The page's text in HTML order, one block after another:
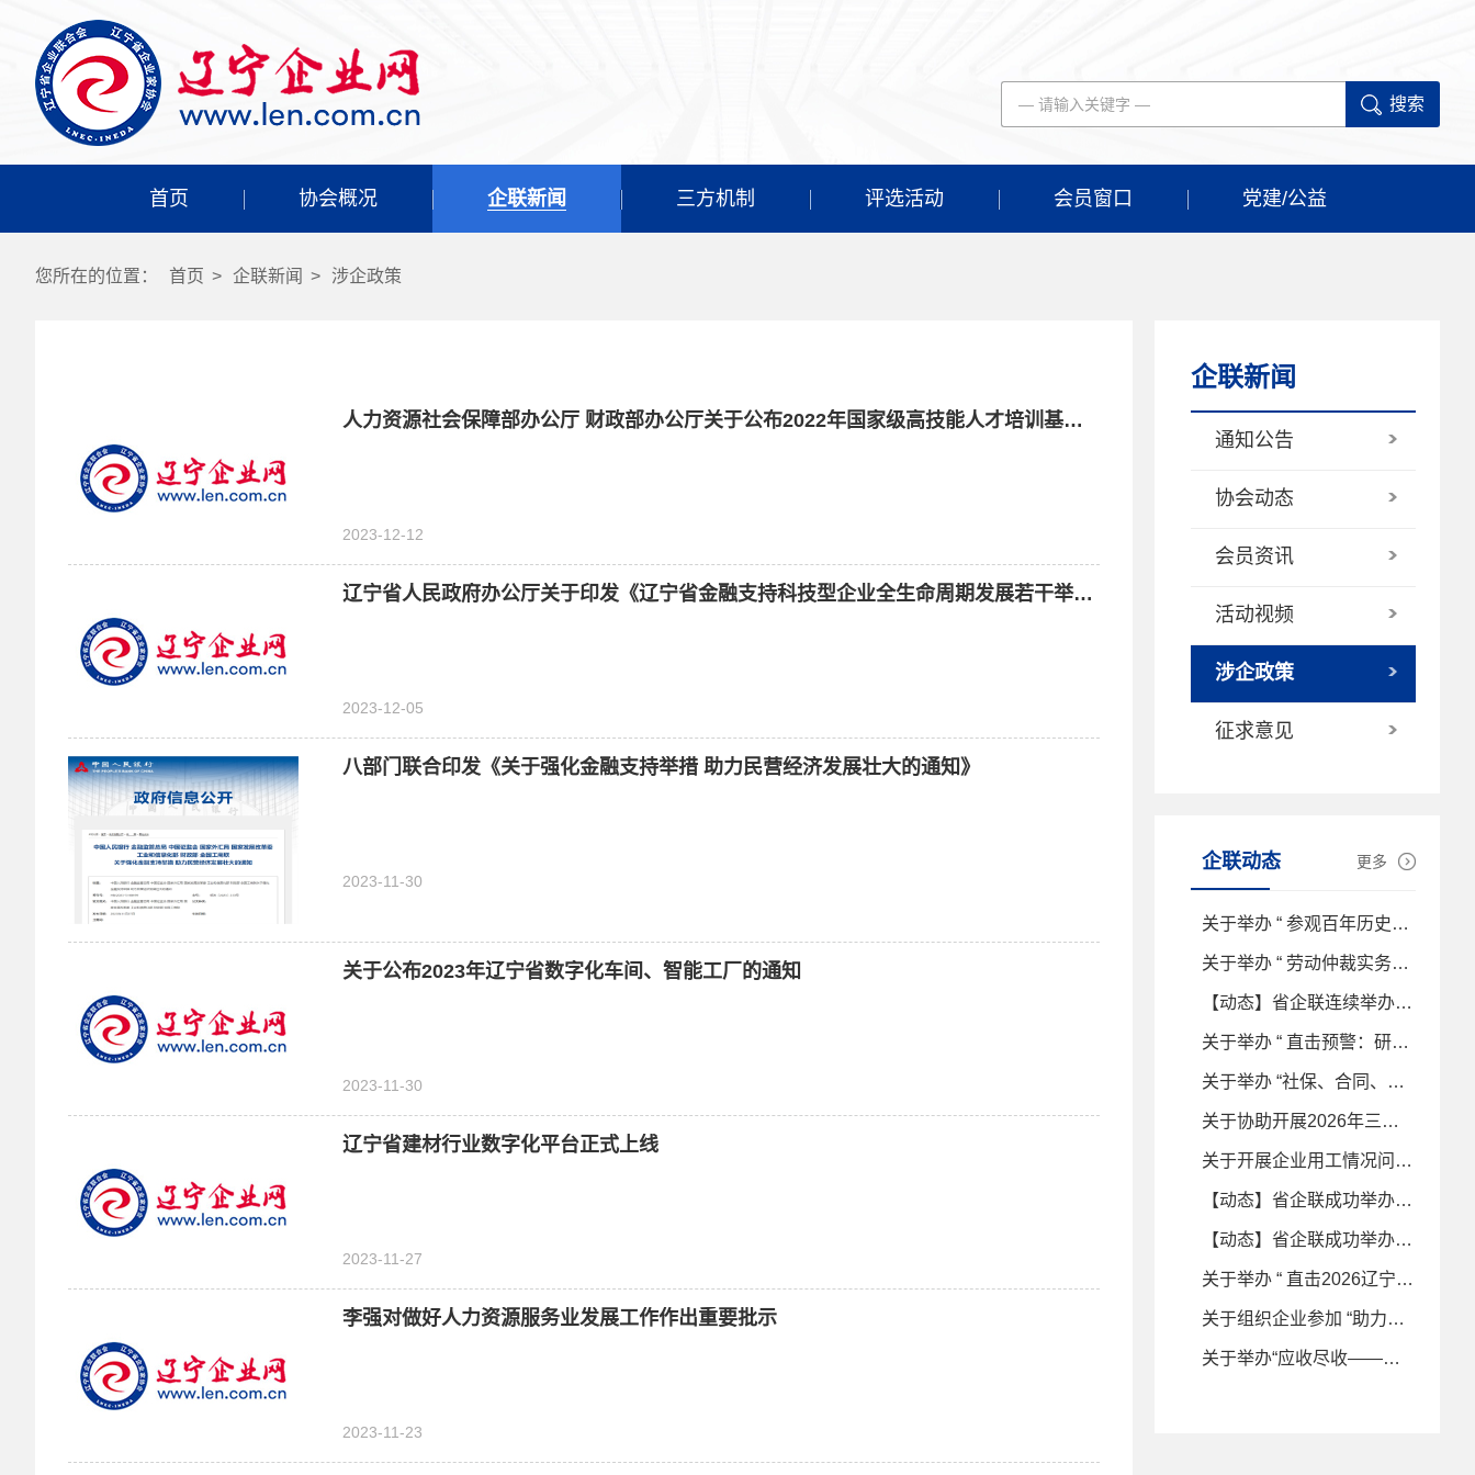
搜索
首页 协会概况 企联新闻 三方机制 评选活动 会员窗口 党建/公益
您所在的位置： 首页 > 企联新闻 > 涉企政策
人力资源社会保障部办公厅 财政部办公厅关于公布2022年国家级高技能人才培训基地和技能大师工作室项目单位备案名单的通知
2023-12-12
辽宁省人民政府办公厅关于印发《辽宁省金融支持科技型企业全生命周期发展若干举措》的通知
2023-12-05
八部门联合印发《关于强化金融支持举措 助力民营经济发展壮大的通知》
2023-11-30
关于公布2023年辽宁省数字化车间、智能工厂的通知
2023-11-30
辽宁省建材行业数字化平台正式上线
2023-11-27
李强对做好人力资源服务业发展工作作出重要批示
2023-11-23
企联新闻
通知公告
协会动态
会员资讯
活动视频
涉企政策
征求意见
企联动态 更多
关于举办 “ 参观百年历史建筑——东北红色金融史料馆 ” 党建联建活动的通知
关于举办 “ 劳动仲裁实务应对与用工合规风险防控及AI时代敏捷组织建设 ” 专题培训的通知
【动态】省企联连续举办两场财税合规专题培训——助力企业筑牢税务安全防线
关于举办 “ 直击预警：研发加计扣除证据链搭建与八大涉税风险解析 ” 专题培训的通知
关于举办 “社保、合同、股权 ‘法税同审’ 下企业关键事项的税务合规重塑” 专题培训的通知
关于协助开展2026年三季度企业经营情况预期线上问卷调查的函
关于开展企业用工情况问卷调研的函
【动态】省企联成功举办“应收尽收——税务稽查新理念与 企业风险应对策略”专题培训
【动态】省企联成功举办“直击2026辽宁税务 稽查重点与应对”专题培训
关于举办 “ 直击2026辽宁税务稽查重点与应对 ” 专题培训的通知
关于组织企业参加 “助力振兴 商协同行” 走进佳木斯产业合作对接活动的通知
关于举办“应收尽收——税务稽查新理念与企业风险应对策略”专题培训的通知